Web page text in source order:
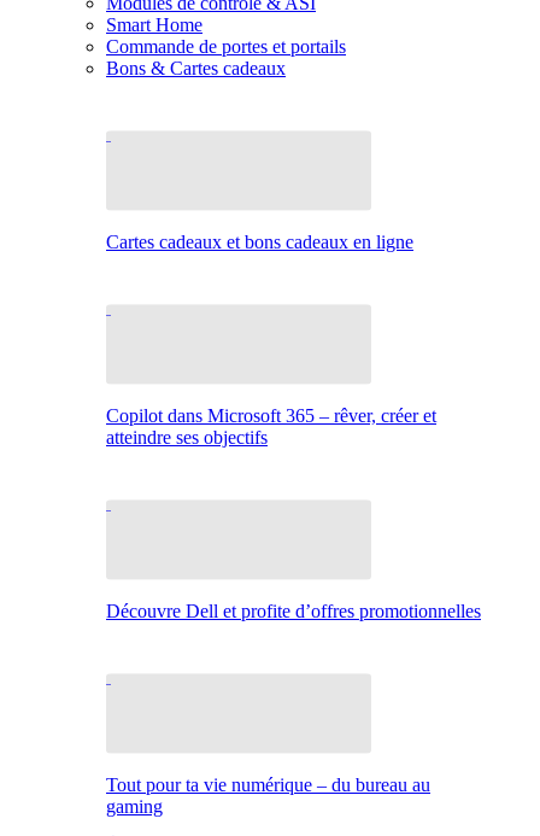
Smart Home
Commande de portes et portails
Bons & Cartes cadeaux
Cartes cadeaux et bons cadeaux en ligne
Copilot dans Microsoft 365 – rêver, créer et
atteindre ses objectifs
Découvre Dell et profite d’offres promotionnelles
Tout pour ta vie numérique – du bureau au
gaming